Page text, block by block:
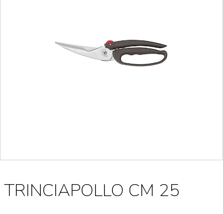
TRINCIAPOLLO CM 25